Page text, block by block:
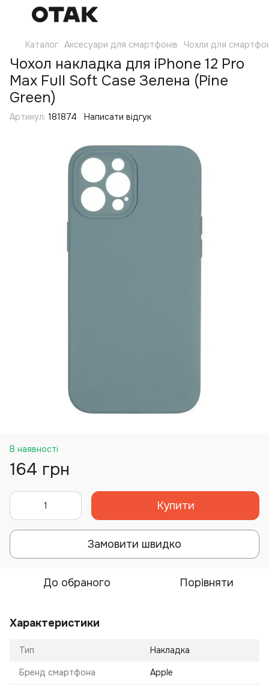
Каталог Аксесуари для смартфонів Чохли для
Чохол накладка для iPhone 12 Pro
Max Full Soft Case Зелена (Pine
Green)
Артикул: 181874 Написати відгук
В наявності
164 грн
Купити
Замовити швидко
До обраного Порівняти
Характеристики
Тип Накладка
Бренд смартфона Apple